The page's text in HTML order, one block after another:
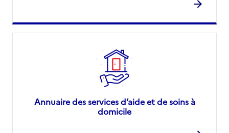
Annuaire des services d’aide et de soins à
domicile